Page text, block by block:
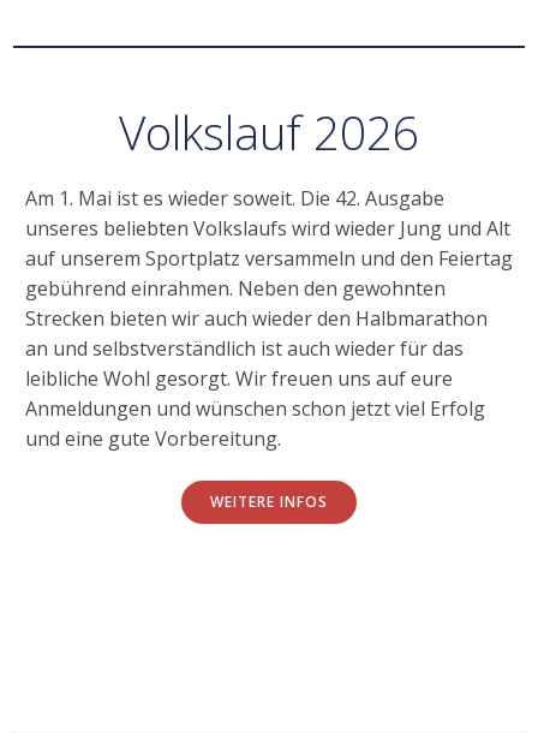
Volkslauf 2026
Am 1. Mai ist es wieder soweit. Die 42. Ausgabe
unseres beliebten Volkslaufs wird wieder Jung und Alt
auf unserem Sportplatz versammeln und den Feiertag
gebührend einrahmen. Neben den gewohnten
Strecken bieten wir auch wieder den Halbmarathon
an und selbstverständlich ist auch wieder für das
leibliche Wohl gesorgt. Wir freuen uns auf eure
Anmeldungen und wünschen schon jetzt viel Erfolg
und eine gute Vorbereitung.
WEITERE INFOS